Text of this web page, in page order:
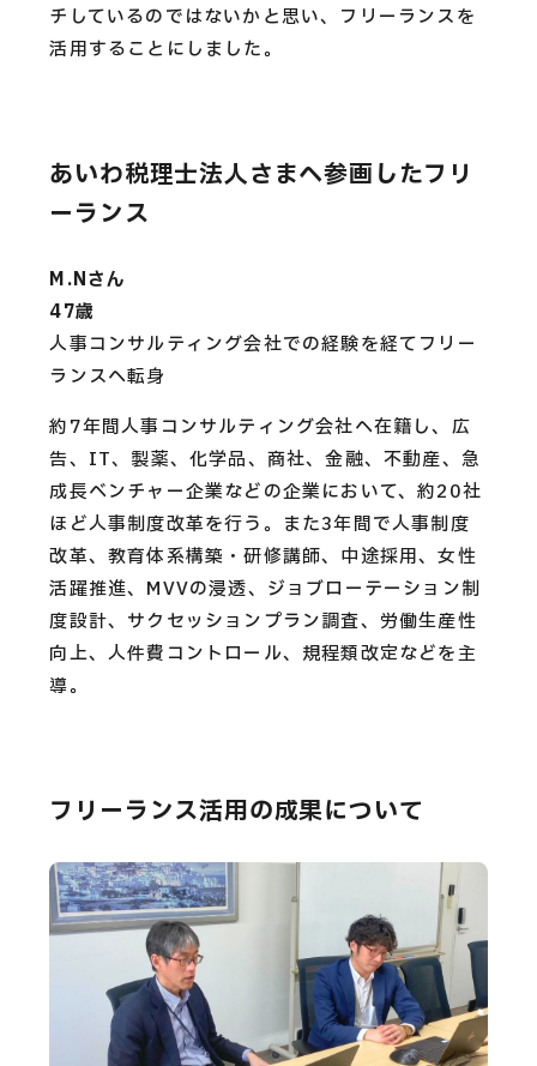
チしているのではないかと思い、フリーランスを
活用することにしました。
あいわ税理士法人さまへ参画したフリ
ーランス
M.Nさん
47歳
人事コンサルティング会社での経験を経てフリー
ランスへ転身
約7年間人事コンサルティング会社へ在籍し、広
告、IT、製薬、化学品、商社、金融、不動産、急
成長ベンチャー企業などの企業において、約20社
ほど人事制度改革を行う。また3年間で人事制度
改革、教育体系構築・研修講師、中途採用、女性
活躍推進、MVVの浸透、ジョブローテーション制
度設計、サクセッションプラン調査、労働生産性
向上、人件費コントロール、規程類改定などを主
導。
フリーランス活用の成果について